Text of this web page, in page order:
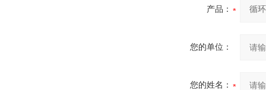
产品：
您的单位：
您的姓名：